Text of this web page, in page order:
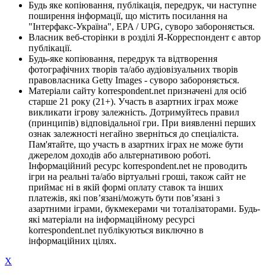
Будь яке копіювання, публікація, передрук, чи наступне
поширення інформації, що містить посилання на
"Інтерфакс-Україна", EPA / UPG, суворо забороняється.
Власник веб-сторінки в розділі Я-Корреспондент є автор
публікації.
Будь-яке копіювання, передрук та відтворення
фотографічних творів та/або аудіовізуальних творів
правовласника Getty Images - суворо забороняється.
Матеріали сайту korrespondent.net призначені для осіб
старше 21 року (21+). Участь в азартних іграх може
викликати ігрову залежність. Дотримуйтесь правил
(принципів) відповідальної гри. При виявленні перших
ознак залежності негайно зверніться до спеціаліста.
Пам'ятайте, що участь в азартних іграх не може бути
джерелом доходів або альтернативою роботі.
Інформаційний ресурс korrespondent.net не проводить
ігри на реальні та/або віртуальні гроші, також сайт не
приймає ні в якій формі оплату ставок та інших
платежів, які пов’язані/можуть бути пов’язані з
азартними іграми, букмекерами чи тоталізаторами. Будь-
які матеріали на інформаційному ресурсі
korrespondent.net публікуються виключно в
інформаційних цілях.
X